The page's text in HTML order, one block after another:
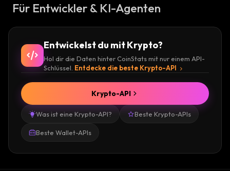
Für Entwickler & KI-Agenten
Entwickelst du mit Krypto?
Hol dir die Daten hinter CoinStats mit nur einem API-
Schlüssel. Entdecke die beste Krypto-API
Was ist eine Krypto-API? Beste Krypto-APIs
Beste Wallet-APIs
Krypto-API